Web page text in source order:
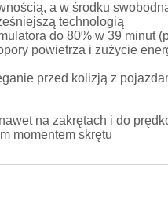
a w środku
technologią
do 80% w 39 minut
powietrza i zużycie
przed kolizją z
na zakrętach i do
momentem skrętu